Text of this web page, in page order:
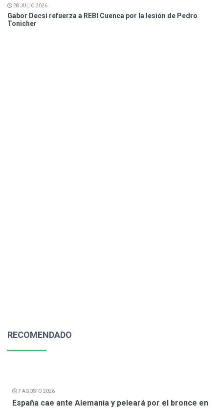
28 JULIO 2026
Gabor Decsi refuerza a REBI Cuenca por la lesión de Pedro
Tonicher
RECOMENDADO
7 AGOSTO 2026
España cae ante Alemania y peleará por el bronce en